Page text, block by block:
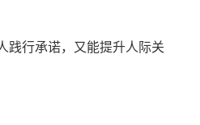
2017-04-01
发行日期
践行承诺，又能提升人际关